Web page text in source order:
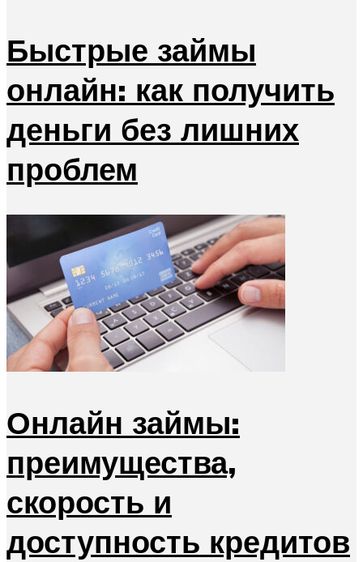
Быстрые займы
онлайн: как получить
деньги без лишних
проблем
Онлайн займы:
преимущества,
скорость и
доступность кредитов